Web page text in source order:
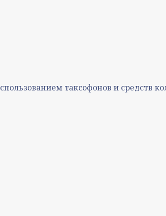
таксофонов и средств